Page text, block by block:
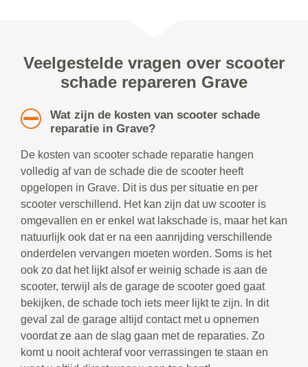
Veelgestelde vragen over scooter
schade repareren Grave
Wat zijn de kosten van scooter schade
reparatie in Grave?
De kosten van scooter schade reparatie hangen
volledig af van de schade die de scooter heeft
opgelopen in Grave. Dit is dus per situatie en per
scooter verschillend. Het kan zijn dat uw scooter is
omgevallen en er enkel wat lakschade is, maar het kan
natuurlijk ook dat er na een aanrijding verschillende
onderdelen vervangen moeten worden. Soms is het
ook zo dat het lijkt alsof er weinig schade is aan de
scooter, terwijl als de garage de scooter goed gaat
bekijken, de schade toch iets meer lijkt te zijn. In dit
geval zal de garage altijd contact met u opnemen
voordat ze aan de slag gaan met de reparaties. Zo
komt u nooit achteraf voor verrassingen te staan en